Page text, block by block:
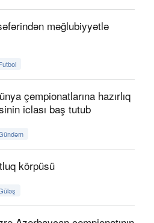
məğlubiyyətlə
çempionatlarına hazırlıq
iclası baş tutub
körpüsü